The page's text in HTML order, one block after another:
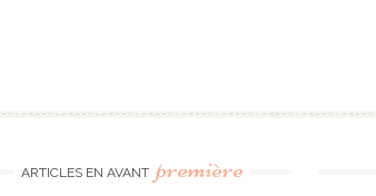
ARTICLES EN AVANT première